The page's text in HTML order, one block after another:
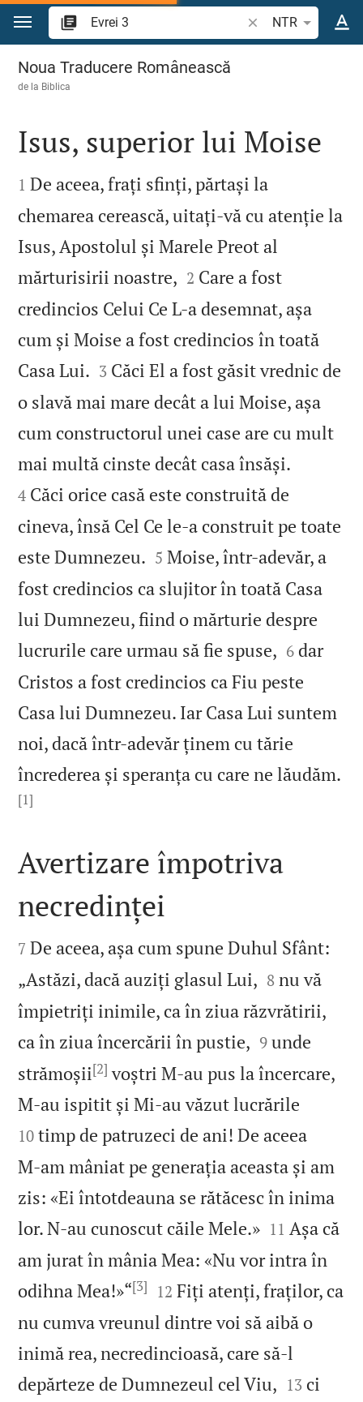
Sari la conținut
Căutați un verset
NTR
Evrei 3
Noua Traducere Românească
de la Biblica

Isus, superior lui Moise

1 De aceea, frați sfinți, părtași la
chemarea cerească, uitați‑vă cu atenție la
Isus, Apostolul și Marele Preot al
mărturisirii noastre, 

2 Care a fost
credincios Celui Ce L‑a desemnat, așa
cum și Moise a fost credincios în toată
Casa Lui. 

3 Căci El a fost găsit vrednic de
o slavă mai mare decât a lui Moise, așa
cum constructorul unei case are cu mult
mai multă cinste decât casa însăși.
4 Căci orice casă este construită de
cineva, însă Cel Ce le‑a construit pe toate
este Dumnezeu. 

5 Moise, într-adevăr, a
fost credincios ca slujitor în toată Casa
lui Dumnezeu, fiind o mărturie despre
lucrurile care urmau să fie spuse, 

6 dar
Cristos a fost credincios ca Fiu peste
Casa lui Dumnezeu. Iar Casa Lui suntem
noi, dacă într-adevăr ținem cu tărie
încrederea și speranța cu care ne lăudăm.
[1]

Avertizare împotriva
necredinței

7 De aceea, așa cum spune Duhul Sfânt:
„Astăzi, dacă auziți glasul Lui, 

8 nu vă
împietriți inimile, ca în ziua răzvrătirii,
ca în ziua încercării în pustie, 

9 unde
strămoșii[2] voștri M‑au pus la încercare,
M‑au ispitit și Mi‑au văzut lucrările
10 timp de patruzeci de ani! De aceea
M‑am mâniat pe generația aceasta și am
zis: «Ei întotdeauna se rătăcesc în inima
lor. N‑au cunoscut căile Mele.»
11 Așa că
am jurat în mânia Mea: «Nu vor intra în
odihna Mea!»“[3] 

12 Fiți atenți, fraților, ca
nu cumva vreunul dintre voi să aibă o
inimă rea, necredincioasă, care să‑l
depărteze de Dumnezeul cel Viu, 

13 ci